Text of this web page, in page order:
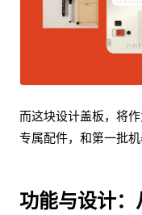
而这块设计盖板，将
专属配件，和第一批机
功能与设计